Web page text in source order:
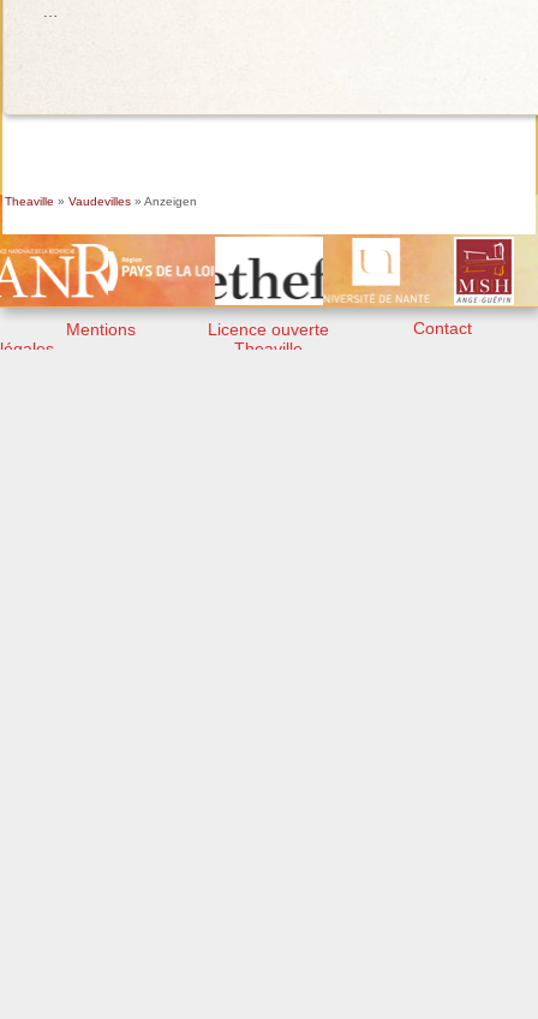
…
Theaville » Vaudevilles» Anzeigen
Mentions
légales
Licence ouverte
Theaville
Contact